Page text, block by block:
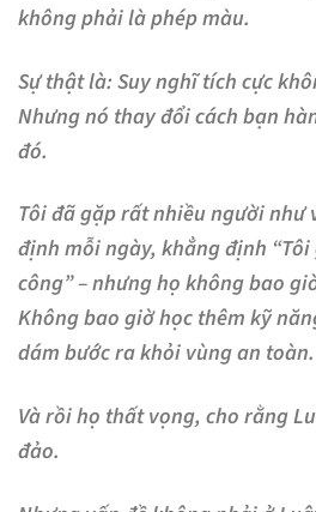
không phải là phép màu.
Sự thật là:Suy nghĩ tích cực
Nhưng nó thay đổi cách bạn
đó.
Tôi đã gặp rất nhiều người như
định mỗi ngày, khẳng định “Tôi
công” – nhưng họ không bao
Không bao giờ học thêm kỹ
dám bước ra khỏi vùng an toàn.
Và rồi họ thất vọng, cho rằng
đảo.